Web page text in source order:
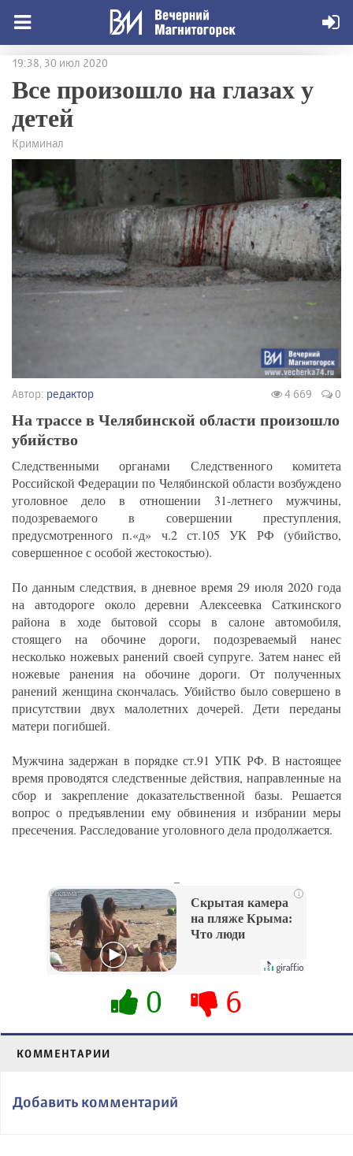
19:38, 30 июл 2020
Все произошло на глазах у
детей
Криминал
Автор: редактор 4 669 0
На трассе в Челябинской области произошло
убийство
Следственными органами Следственного комитета
Российской Федерации по Челябинской области возбуждено
уголовное дело в отношении 31-летнего мужчины,
подозреваемого в совершении преступления,
предусмотренного п.«д» ч.2 ст.105 УК РФ (убийство,
совершенное с особой жестокостью).
По данным следствия, в дневное время 29 июля 2020 года
на автодороге около деревни Алексеевка Саткинского
района в ходе бытовой ссоры в салоне автомобиля,
стоящего на обочине дороги, подозреваемый нанес
несколько ножевых ранений своей супруге. Затем нанес ей
ножевые ранения на обочине дороги. От полученных
ранений женщина скончалась. Убийство было совершено в
присутствии двух малолетних дочерей. Дети переданы
матери погибшей.
Мужчина задержан в порядке ст.91 УПК РФ. В настоящее
время проводятся следственные действия, направленные на
сбор и закрепление доказательственной базы. Решается
вопрос о предъявлении ему обвинения и избрании меры
пресечения. Расследование уголовного дела продолжается.
i
Скрытая камера
на пляже Крыма:
Что люди
их не видят...
0 6
КОММЕНТАРИИ
Добавить комментарий